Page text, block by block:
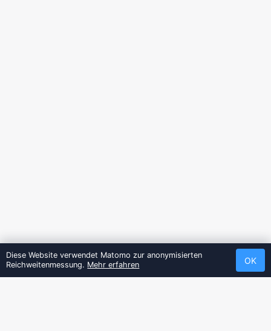
Diese Website verwendet Matomo zur anonymisierten
Reichweitenmessung. Mehr erfahren OK